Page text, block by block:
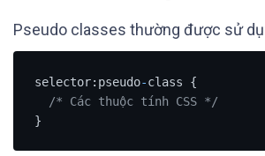
Pseudo classes thường được sử
selector:pseudo-class {
/* Các thuộc tính CSS */
}